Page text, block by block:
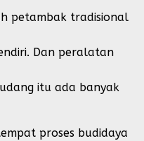
petambak tradisional
Dan peralatan
itu ada banyak
proses budidaya